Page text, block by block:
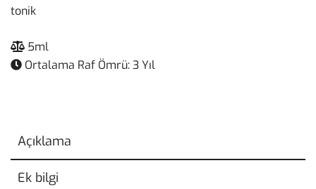
tonik
5ml
Ortalama Raf Ömrü: 3 Yıl
Açıklama
Ek bilgi